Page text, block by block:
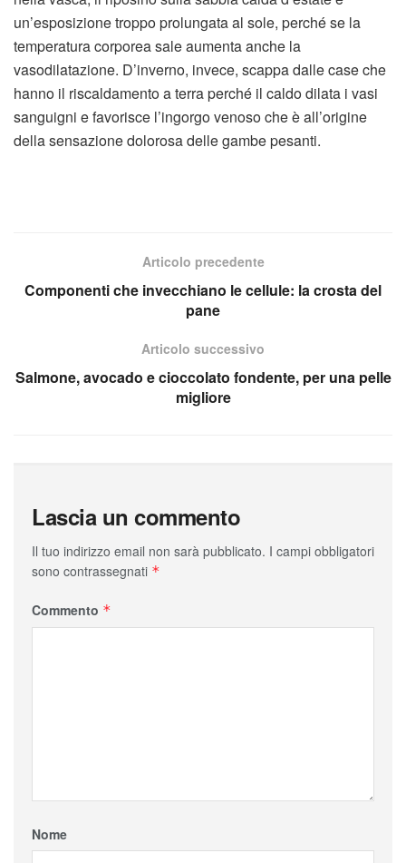
un’esposizione troppo prolungata al sole, perché se la
temperatura corporea sale aumenta anche la
vasodilatazione. D’inverno, invece, scappa dalle case che
hanno il riscaldamento a terra perché il caldo dilata i vasi
sanguigni e favorisce l’ingorgo venoso che è all’origine
della sensazione dolorosa delle gambe pesanti.
Articolo precedente
Componenti che invecchiano le cellule: la crosta del
pane
Articolo successivo
Salmone, avocado e cioccolato fondente, per una pelle
migliore
Lascia un commento
Il tuo indirizzo email non sarà pubblicato. I campi obbligatori
sono contrassegnati *
Commento *
Nome